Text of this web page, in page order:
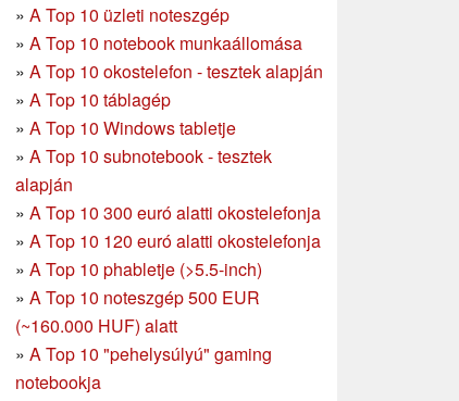
» A Top 10 üzleti noteszgép
» A Top 10 notebook munkaállomása
» A Top 10 okostelefon - tesztek alapján
» A Top 10 táblagép
» A Top 10 Windows tabletje
» A Top 10 subnotebook - tesztek
alapján
» A Top 10 300 euró alatti okostelefonja
» A Top 10 120 euró alatti okostelefonja
» A Top 10 phabletje (>5.5-inch)
» A Top 10 noteszgép 500 EUR
(~160.000 HUF) alatt
» A Top 10 "pehelysúlyú" gaming
notebookja